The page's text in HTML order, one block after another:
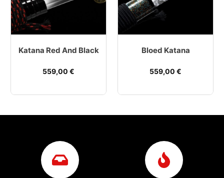
Katana Red And Black
559,00 €
Bloed Katana
559,00 €